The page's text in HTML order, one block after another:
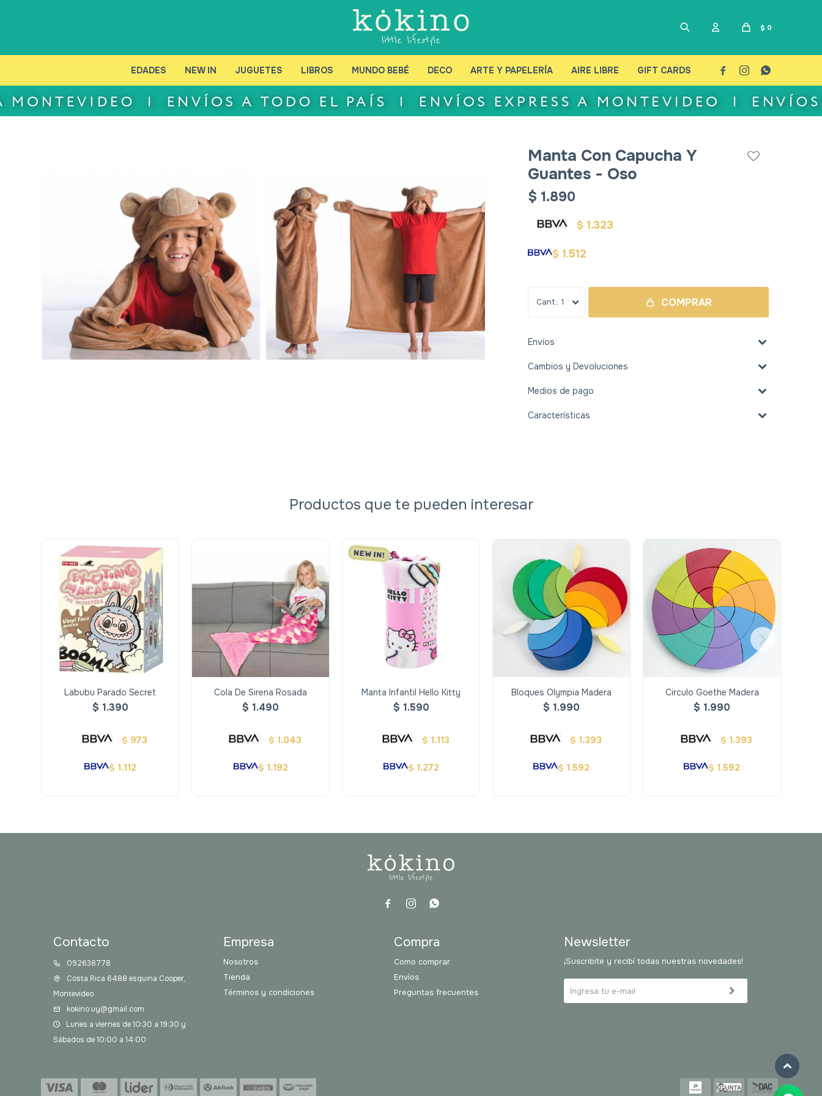
EDADES NEW IN JUGUETES LIBROS MUNDO BEBÉ DECO ARTE Y PAPELERÍA AIRE LIBRE GIFT CARDS
$ 0
  
Manta Con Capucha Y
Guantes - Oso
$ 1.890
$ 1.323
$ 1.512
1 COMPRAR
Envíos
Cambios y Devoluciones
Medios de pago
Características
Productos que te pueden interesar
Labubu Parado Secret
$ 1.390
$ 973
$ 1.112
Cola De Sirena Rosada
$ 1.490
$ 1.043
$ 1.192
Manta Infantil Hello Kitty
$ 1.590
$ 1.113
$ 1.272
Bloques Olympia Madera
$ 1.990
$ 1.393
$ 1.592
Circulo Goethe Madera
$ 1.990
$ 1.393
$ 1.592
  
Contacto
092638778
Costa Rica 6488 esquina Cooper,
Montevideo
kokino.uy@gmail.com
Lunes a viernes de 10:30 a 19:30 y
Sábados de 10:00 a 14:00
Empresa
Nosotros
Tienda
Términos y condiciones
Compra
Como comprar
Envíos
Preguntas frecuentes
Newsletter
¡Suscribite y recibí todas nuestras novedades!